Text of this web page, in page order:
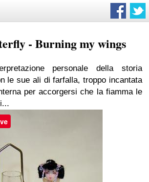
- Burning my wings
personale della storia
le sue ali di farfalla, troppo incantata
per accorgersi che la fiamma le